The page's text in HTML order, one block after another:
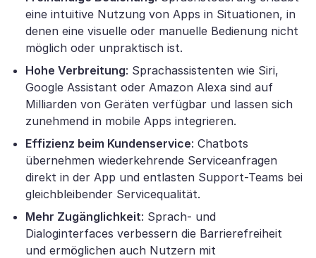
eine intuitive Nutzung von Apps in Situationen, in
denen eine visuelle oder manuelle Bedienung nicht
möglich oder unpraktisch ist.
Hohe Verbreitung: Sprachassistenten wie Siri,
Google Assistant oder Amazon Alexa sind auf
Milliarden von Geräten verfügbar und lassen sich
zunehmend in mobile Apps integrieren.
Effizienz beim Kundenservice: Chatbots
übernehmen wiederkehrende Serviceanfragen
direkt in der App und entlasten Support-Teams bei
gleichbleibender Servicequalität.
Mehr Zugänglichkeit: Sprach- und
Dialoginterfaces verbessern die Barrierefreiheit
und ermöglichen auch Nutzern mit